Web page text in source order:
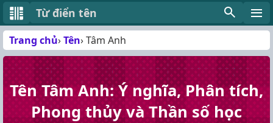
Từ điển tên
Trang chủ Tên Tâm Anh
Tên Tâm Anh: Ý nghĩa, Phân tích,
Phong thủy và Thần số học